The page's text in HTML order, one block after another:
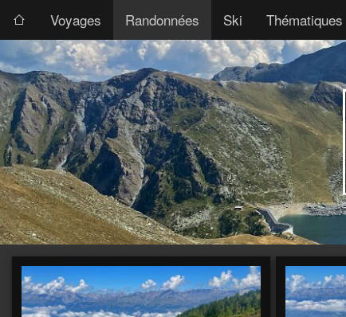
Voyages Randonnées Ski Thématiques